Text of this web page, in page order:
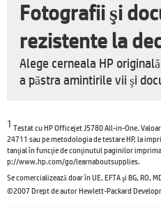
Fotografii şi
rezistente la
Alege cerneala HP
a păstra amintirile vii şi
1 Testat cu HP Officejet J5780 All-in-One.
24711 sau pe metodologia de testare HP, la
tanţial în funcţie de conţinutul paginilor
p://www.hp.com/go/learnaboutsupplies.
Se comercializează doar în UE, EFTA şi BG, RO,
©2007 Drept de autor Hewlett-Packard